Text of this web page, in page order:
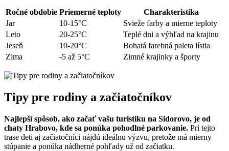
Ročné obdobie Priemerné teploty
Charakteristika
Jar
10-15°C
Svieže farby a mierne teploty
Leto
20-25°C
Teplé dni a výhľad na krajinu
Jeseň
10-20°C
Bohatá farebná paleta lístia
Zima
-5 až 5°C Zimné krajinky a športy
Tipy pre rodiny a začiatočníkov
Najlepší spôsob, ako začať vašu turistiku na Sidorovo, je od
chaty Hrabovo, kde sa ponúka pohodlné parkovanie. Pri tejto
trase deti aj začiatočníci nájdú ideálnu výzvu, pretože má mierny
stúpanie a ponúka nádherné pohľady už od začiatku.